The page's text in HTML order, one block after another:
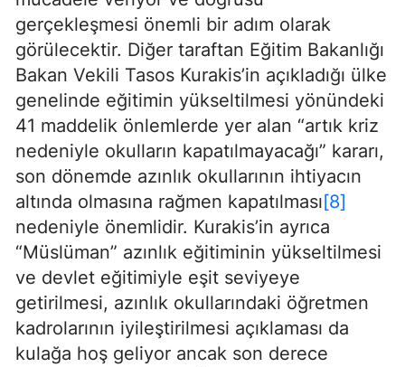
gerçekleşmesi önemli bir adım olarak
görülecektir. Diğer taraftan Eğitim Bakanlığı
Bakan Vekili Tasos Kurakis’in açıkladığı ülke
genelinde eğitimin yükseltilmesi yönündeki
41 maddelik önlemlerde yer alan “artık kriz
nedeniyle okulların kapatılmayacağı” kararı,
son dönemde azınlık okullarının ihtiyacın
altında olmasına rağmen kapatılması[8]
nedeniyle önemlidir. Kurakis’in ayrıca
“Müslüman” azınlık eğitiminin yükseltilmesi
ve devlet eğitimiyle eşit seviyeye
getirilmesi, azınlık okullarındaki öğretmen
kadrolarının iyileştirilmesi açıklaması da
kulağa hoş geliyor ancak son derece